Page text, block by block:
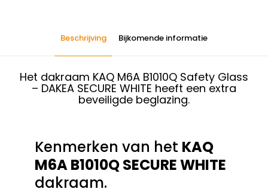
Beschrijving Bijkomende informatie
Het dakraam KAQ M6A B1010Q Safety Glass
– DAKEA SECURE WHITE heeft een extra
beveiligde beglazing.
Kenmerken van het KAQ
M6A B1010Q SECURE WHITE
dakraam.